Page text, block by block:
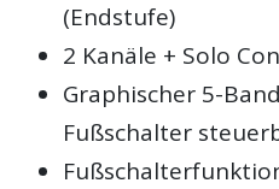
(Endstufe)
2 Kanäle + Solo
Graphischer 5-
Fußschalter